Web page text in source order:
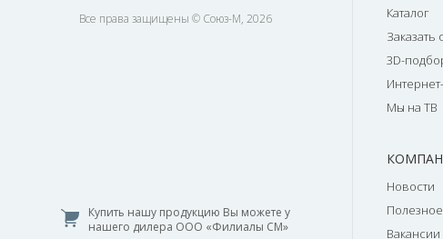
Все права защищены © Союз-М, 2026
Купить нашу продукцию Вы можете у
нашего дилера ООО «Филиалы СМ»
Каталог
Заказать
3D-
Мы на ТВ
Новости
Полезное
Вакансии